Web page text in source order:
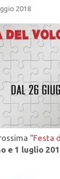
2018
“Festa
e 1 luglio